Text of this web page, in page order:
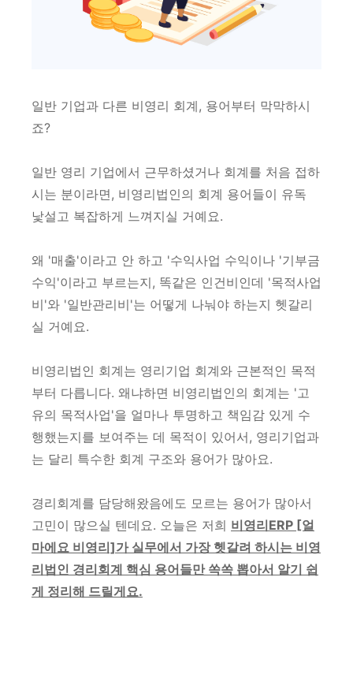
일반 기업과 다른 비영리 회계, 용어부터 막막하시
죠?
일반 영리 기업에서 근무하셨거나 회계를 처음 접하
시는 분이라면, 비영리법인의 회계 용어들이 유독
낯설고 복잡하게 느껴지실 거예요.
왜 '매출'이라고 안 하고 '수익사업 수익이나 '기부금
수익'이라고 부르는지, 똑같은 인건비인데 '목적사업
비'와 '일반관리비'는 어떻게 나눠야 하는지 헷갈리
실 거예요.
비영리법인 회계는 영리기업 회계와 근본적인 목적
부터 다릅니다. 왜냐하면 비영리법인의 회계는 '고
유의 목적사업'을 얼마나 투명하고 책임감 있게 수
행했는지를 보여주는 데 목적이 있어서, 영리기업과
는 달리 특수한 회계 구조와 용어가 많아요.
경리회계를 담당해왔음에도 모르는 용어가 많아서
고민이 많으실 텐데요. 오늘은 저희 비영리ERP [얼
마에요 비영리]가 실무에서 가장 헷갈려 하시는 비영
리법인 경리회계 핵심 용어들만 쏙쏙 뽑아서 알기 쉽
게 정리해 드릴게요.